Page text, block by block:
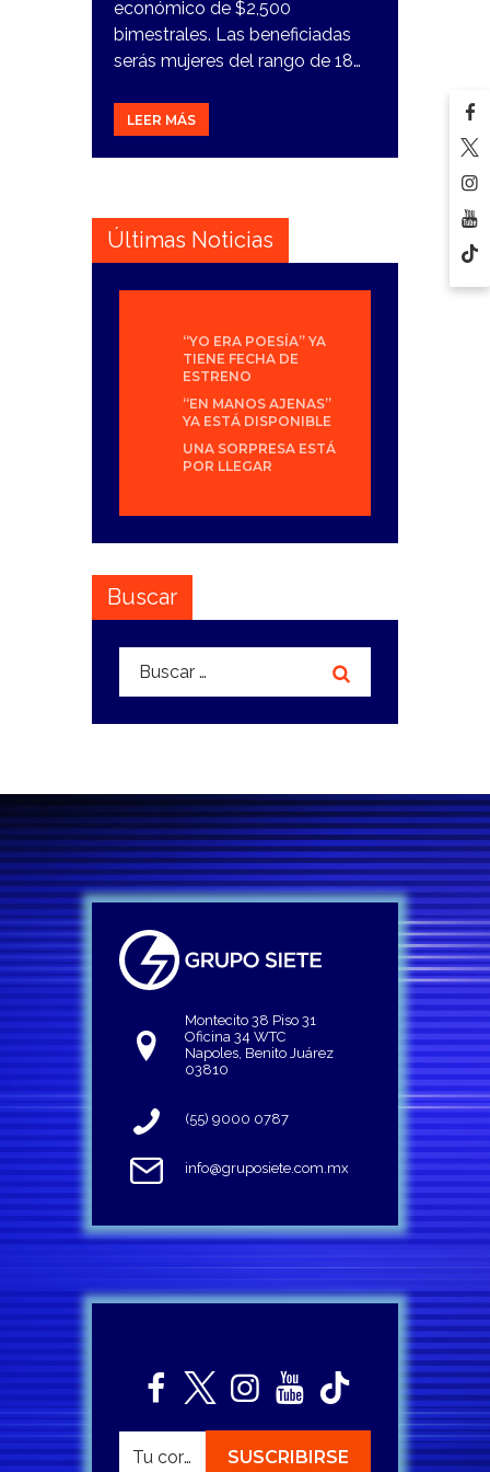
económico de $2,500
bimestrales. Las beneficiadas
serás mujeres del rango de 18…
LEER MÁS
Últimas Noticias
“YO ERA POESÍA” YA
TIENE FECHA DE
ESTRENO
“EN MANOS AJENAS”
YA ESTÁ DISPONIBLE
UNA SORPRESA ESTÁ
POR LLEGAR
Buscar
Buscar:
Montecito 38 Piso 31
Oficina 34 WTC
Napoles, Benito Juárez
03810
(55) 9000 0787
info@gruposiete.com.mx